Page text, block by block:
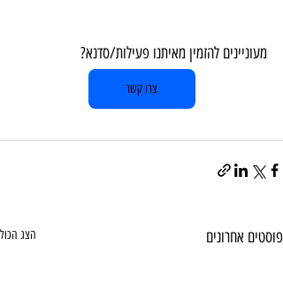
מעוניינים להזמין מאיתנו פעילות/סדנא?
צרו קשר
פוסטים אחרונים הצג הכול